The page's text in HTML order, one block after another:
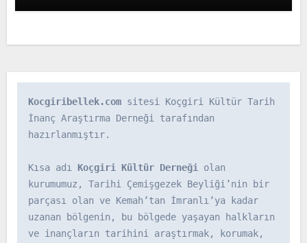
Kocgiribellek.com sitesi Koçgiri Kültür Tarih
İnanç Araştırma Derneği tarafından
hazırlanmıştır.
Kısa adı Koçgiri Kültür Derneği olan
kurumumuz, Tarihi Çemişgezek Beyliği’nin bir
parçası olan ve Kemah’tan İmranlı’ya kadar
uzanan bölgenin, bu bölgede yaşayan halkların
ve inançların tarihini araştırmak, korumak,